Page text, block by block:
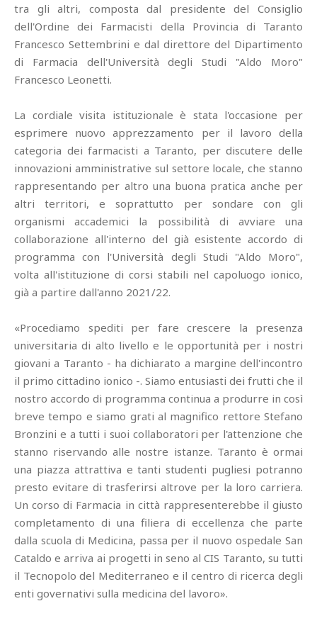
tra gli altri, composta dal presidente del Consiglio
dell'Ordine dei Farmacisti della Provincia di Taranto
Francesco Settembrini e dal direttore del Dipartimento
di Farmacia dell'Università degli Studi "Aldo Moro"
Francesco Leonetti.
La cordiale visita istituzionale è stata l'occasione per
esprimere nuovo apprezzamento per il lavoro della
categoria dei farmacisti a Taranto, per discutere delle
innovazioni amministrative sul settore locale, che stanno
rappresentando per altro una buona pratica anche per
altri territori, e soprattutto per sondare con gli
organismi accademici la possibilità di avviare una
collaborazione all'interno del già esistente accordo di
programma con l'Università degli Studi "Aldo Moro",
volta all'istituzione di corsi stabili nel capoluogo ionico,
già a partire dall'anno 2021/22.
«Procediamo spediti per fare crescere la presenza
universitaria di alto livello e le opportunità per i nostri
giovani a Taranto - ha dichiarato a margine dell'incontro
il primo cittadino ionico -. Siamo entusiasti dei frutti che il
nostro accordo di programma continua a produrre in così
breve tempo e siamo grati al magnifico rettore Stefano
Bronzini e a tutti i suoi collaboratori per l'attenzione che
stanno riservando alle nostre istanze. Taranto è ormai
una piazza attrattiva e tanti studenti pugliesi potranno
presto evitare di trasferirsi altrove per la loro carriera.
Un corso di Farmacia in città rappresenterebbe il giusto
completamento di una filiera di eccellenza che parte
dalla scuola di Medicina, passa per il nuovo ospedale San
Cataldo e arriva ai progetti in seno al CIS Taranto, su tutti
il Tecnopolo del Mediterraneo e il centro di ricerca degli
enti governativi sulla medicina del lavoro».